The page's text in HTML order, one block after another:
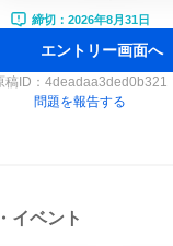
締切：2026年8月31日
エントリー画面へ
稿ID： 4deadaa3ded0b321
問題を報告する
イベント